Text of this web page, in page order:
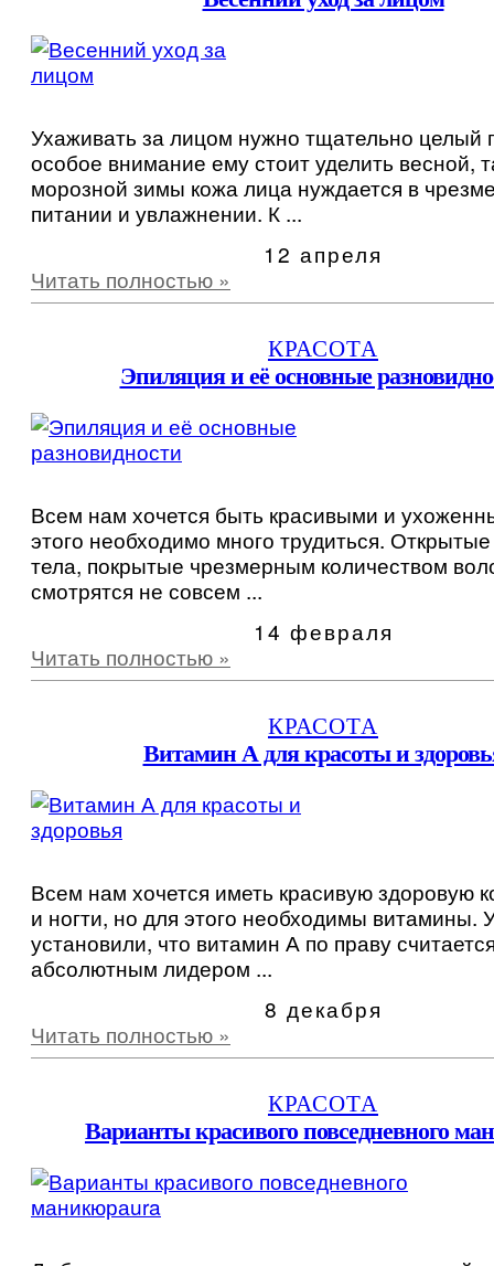
Ухаживать за лицом нужно тщательно целый
особое внимание ему стоит уделить весной,
морозной зимы кожа лица нуждается в
питании и увлажнении. К ...
12 апреля
Читать полностью »
КРАСОТА
Эпиляция и её основные
Всем нам хочется быть красивыми и
этого необходимо много трудиться. Открытые
тела, покрытые чрезмерным количеством
смотрятся не совсем ...
14 февраля
Читать полностью »
КРАСОТА
Витамин А для красоты и
Всем нам хочется иметь красивую здоровую
и ногти, но для этого необходимы витамины.
установили, что витамин А по праву
абсолютным лидером ...
8 декабря
Читать полностью »
КРАСОТА
Варианты красивого повседневного